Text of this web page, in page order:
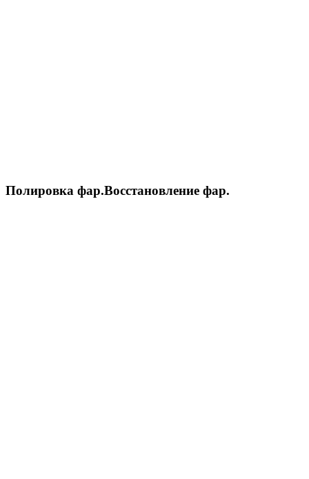
Полировка фар.Восстановление фар.